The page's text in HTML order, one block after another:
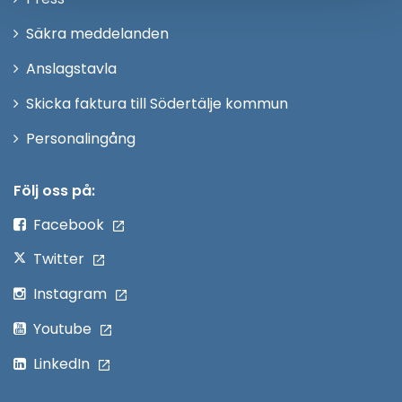
fönster
Säkra meddelanden
Anslagstavla
Skicka faktura till Södertälje kommun
PersonalingångÖppna
Följ oss på:
Facebook
Twitter
Instagram
Youtube
LinkedIn